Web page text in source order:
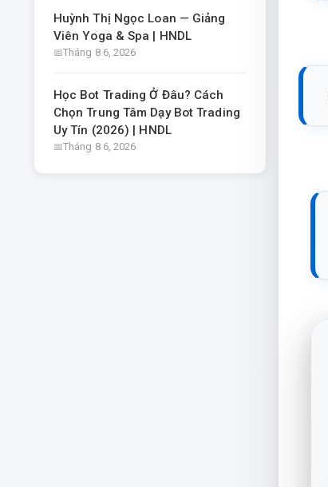
Huỳnh Thị Ngọc Loan — Giảng
Viên Yoga & Spa | HNDL
Tháng 8 6, 2026
Học Bot Trading Ở Đâu? Cách
Chọn Trung Tâm Dạy Bot Trading
Uy Tín (2026) | HNDL
Tháng 8 6, 2026